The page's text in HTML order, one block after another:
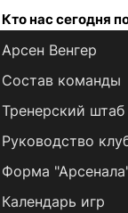
Кто нас сегодня
Арсен Венгер
Состав команды
Тренерский штаб
Руководство
Форма
Календарь игр